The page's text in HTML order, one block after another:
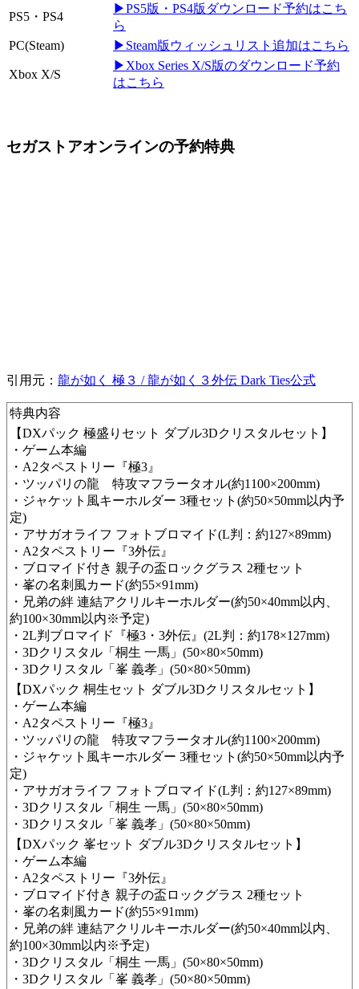
PS5・PS4
▶PS5版・PS4版ダウンロード予約はこち
ら
PC(Steam)
▶Steam版ウィッシュリスト追加はこちら
Xbox X/S
▶Xbox Series X/S版のダウンロード予約
はこちら
セガストアオンラインの予約特典
引用元： 龍が如く 極３ / 龍が如く３外伝 Dark Ties公式
特典内容​
【DXパック 極盛りセット ダブル3Dクリスタルセット】
・ゲーム本編
​・A2タペストリー『極3』
・ツッパリの龍 特攻マフラータオル(約1100×200mm)
・ジャケット風キーホルダー 3種セット(約50×50mm以内予
定)
・アサガオライフ フォトブロマイド(L判：約127×89mm)
・A2タペストリー『3外伝』
・ブロマイド付き 親子の盃ロックグラス 2種セット
​・峯の名刺風カード(約55×91mm)
​・兄弟の絆 連結アクリルキーホルダー(約50×40mm以内、
約100×30mm以内※予定)
・2L判ブロマイド『極3・3外伝』(2L判：約178×127mm)
・3Dクリスタル「桐生 一馬」(50×80×50mm)
・3Dクリスタル「峯 義孝」(50×80×50mm)
【DXパック 桐生セット ダブル3Dクリスタルセット】
・ゲーム本編
​・A2タペストリー『極3』
・ツッパリの龍 特攻マフラータオル(約1100×200mm)
・ジャケット風キーホルダー 3種セット(約50×50mm以内予
定)
・アサガオライフ フォトブロマイド(L判：約127×89mm)
・3Dクリスタル「桐生 一馬」(50×80×50mm)
・3Dクリスタル「峯 義孝」(50×80×50mm)
【​DXパック 峯セット ダブル3Dクリスタルセット】
・ゲーム本編
​・A2タペストリー『3外伝』
・ブロマイド付き 親子の盃ロックグラス 2種セット
・峯の名刺風カード(約55×91mm )
・兄弟の絆 連結アクリルキーホルダー(約50×40mm以内、
約100×30mm以内※予定)
・3Dクリスタル「桐生 一馬」(50×80×50mm)
・3Dクリスタル「峯 義孝」(50×80×50mm)